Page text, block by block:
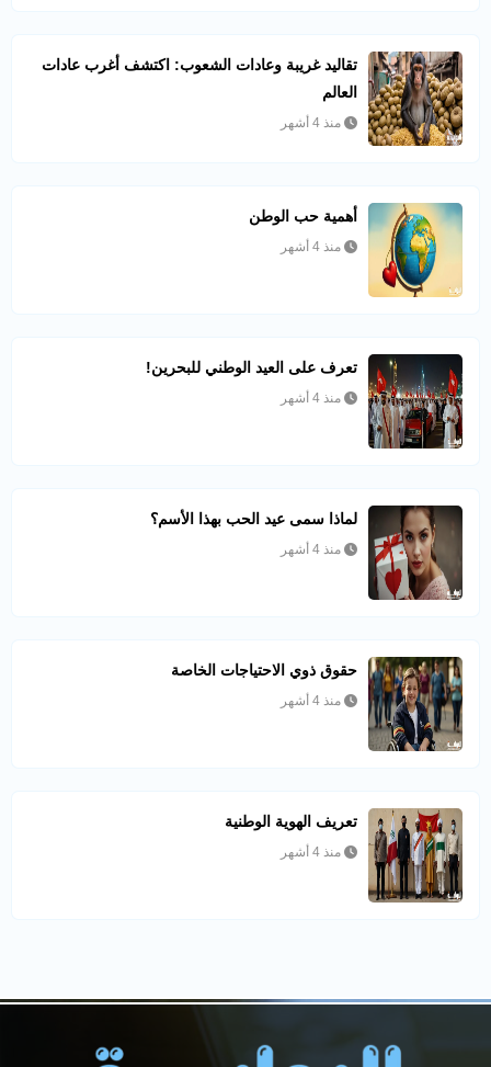
تقاليد غريبة وعادات الشعوب: اكتشف أغرب عادات
العالم
منذ 4 أشهر
أهمية حب الوطن
منذ 4 أشهر
تعرف على العيد الوطني للبحرين!
منذ 4 أشهر
لماذا سمى عيد الحب بهذا الأسم؟
منذ 4 أشهر
حقوق ذوي الاحتياجات الخاصة
منذ 4 أشهر
تعريف الهوية الوطنية
منذ 4 أشهر